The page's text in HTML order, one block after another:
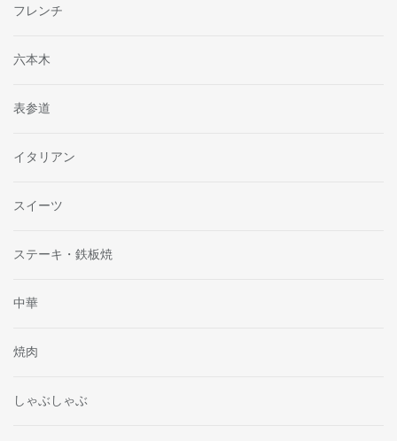
フレンチ
六本木
表参道
イタリアン
スイーツ
ステーキ・鉄板焼
中華
焼肉
しゃぶしゃぶ